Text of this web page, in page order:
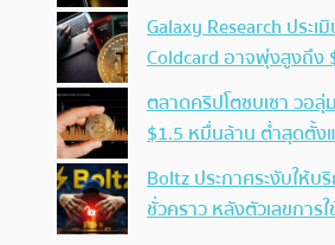
Galaxy Research ประ
Coldcard อาจพุ่งสูงถึง
ตลาดคริปโตซบเซา วอ
$1.5 หมื่นล้าน ต่ำสุดตั้ง
Boltz ประกาศระงับให้บ
ชั่วคราว หลังตัวเลขการ